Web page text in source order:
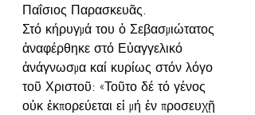
Παΐσιος Παρασκευᾶς.
Στό κήρυγμά του ὁ Σεβασμιώτατος
ἀναφέρθηκε στό Εὐαγγελικό
ἀνάγνωσμα καί κυρίως στόν λόγο
τοῦ Χριστοῦ: «Τοῦτο δέ τό γένος
οὐκ ἐκπορεύεται εἰ μή ἐν προσευχῇ